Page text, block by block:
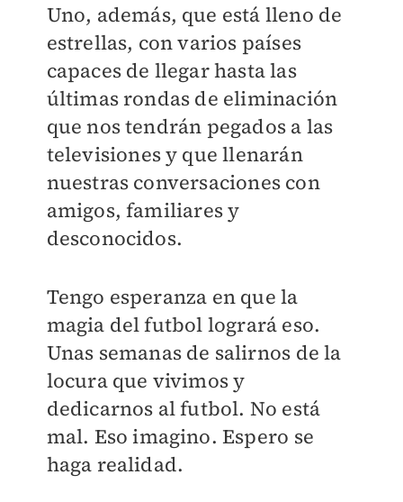
Uno, además, que está lleno de
estrellas, con varios países
capaces de llegar hasta las
últimas rondas de eliminación
que nos tendrán pegados a las
televisiones y que llenarán
nuestras conversaciones con
amigos, familiares y
desconocidos.
Tengo esperanza en que la
magia del futbol logrará eso.
Unas semanas de salirnos de la
locura que vivimos y
dedicarnos al futbol. No está
mal. Eso imagino. Espero se
haga realidad.